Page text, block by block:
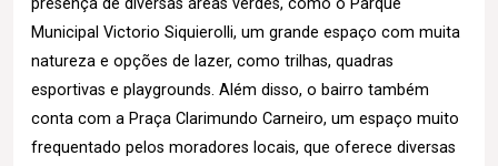
presença de diversas áreas verdes, como o Parque
Municipal Victorio Siquierolli, um grande espaço com muita
natureza e opções de lazer, como trilhas, quadras
esportivas e playgrounds. Além disso, o bairro também
conta com a Praça Clarimundo Carneiro, um espaço muito
frequentado pelos moradores locais, que oferece diversas